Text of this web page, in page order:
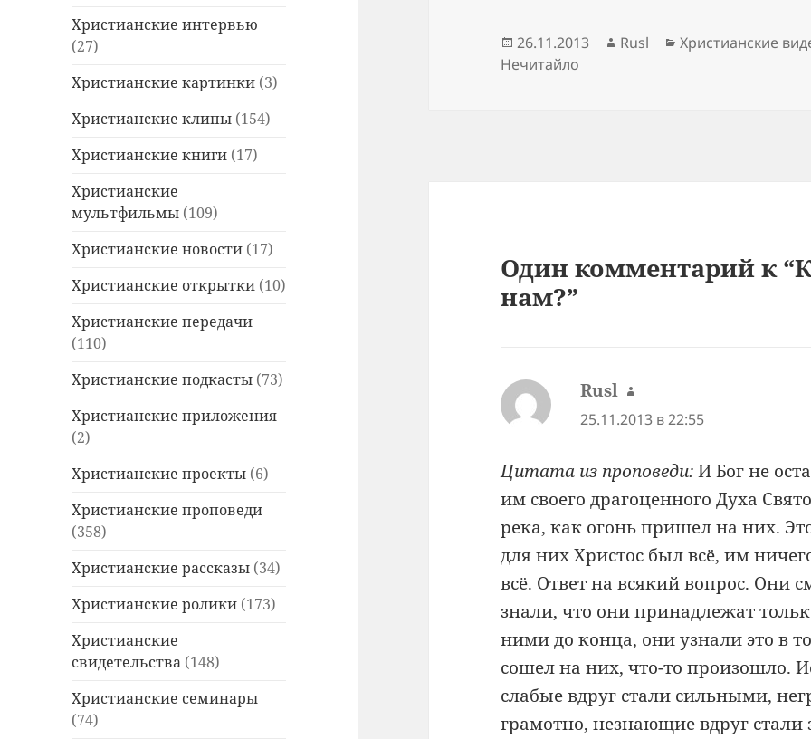
Христианские интервью
(27)
Христианские картинки (3)
Христианские клипы (154)
Христианские книги (17)
Христианские
мультфильмы (109)
Христианские новости (17)
Христианские открытки (10)
Христианские передачи
(110)
Христианские подкасты (73)
Христианские приложения
(2)
Христианские проекты (6)
Христианские проповеди
(358)
Христианские рассказы (34)
Христианские ролики (173)
Христианские
свидетельства (148)
Христианские семинары
(74)
Опубликовано
26.11.2013 Автор
Rusl Рубрики
Христианские
Нечитайло
Один комментарий к
нам?”
Rusl :
25.11.2013 в 22:55
Цитата из проповеди:И Бог не
им своего драгоценного Духа
река, как огонь пришел на них.
для них Христос был всё, им
всё. Ответ на всякий вопрос. Они
знали, что они принадлежат
ними до конца, они узнали это в
сошел на них, что-то произошло.
слабые вдруг стали сильными,
грамотно, незнающие вдруг